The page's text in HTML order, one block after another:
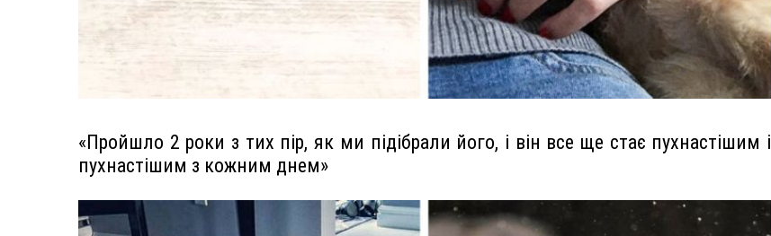
«Пройшло 2 роки з тих пір, як ми підібрали його, і він все ще стає пухнастішим і
пухнастішим з кожним днем»